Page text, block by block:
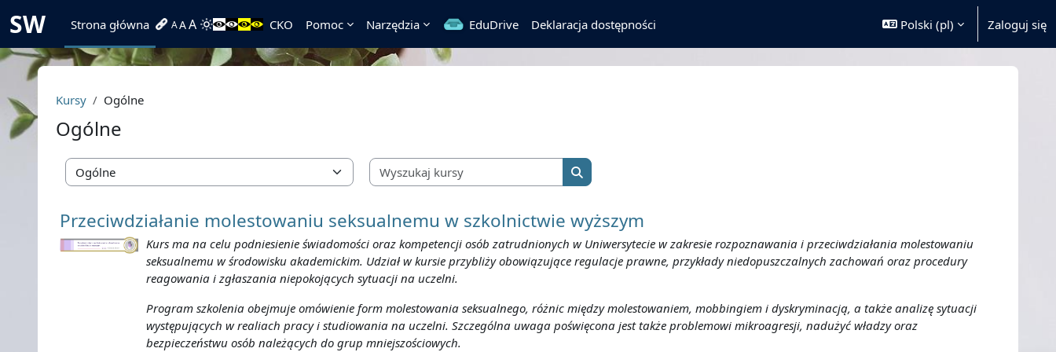
SW Strona główna AAA CKO Pomoc Narzędzia EduDrive Deklaracja dostępności Polski ‎(pl)‎ Zaloguj się
Kursy Ogólne
Ogólne
Kategorie kursów
Wyszukaj kursy
Wyszukaj kursy
Przeciwdziałanie molestowaniu seksualnemu w szkolnictwie wyższym
Kurs ma na celu podniesienie świadomości oraz kompetencji osób zatrudnionych w Uniwersytecie w zakresie rozpoznawania i przeciwdziałania molestowaniu
seksualnemu w środowisku akademickim. Udział w kursie przybliży obowiązujące regulacje prawne, przykłady niedopuszczalnych zachowań oraz procedury
reagowania i zgłaszania niepokojących sytuacji na uczelni.
Program szkolenia obejmuje omówienie form molestowania seksualnego, różnic między molestowaniem, mobbingiem i dyskryminacją, a także analizę sytuacji
występujących w realiach pracy i studiowania na uczelni. Szczególna uwaga poświęcona jest także problemowi mikroagresji, nadużyć władzy oraz
bezpieczeństwu osób należących do grup mniejszościowych.